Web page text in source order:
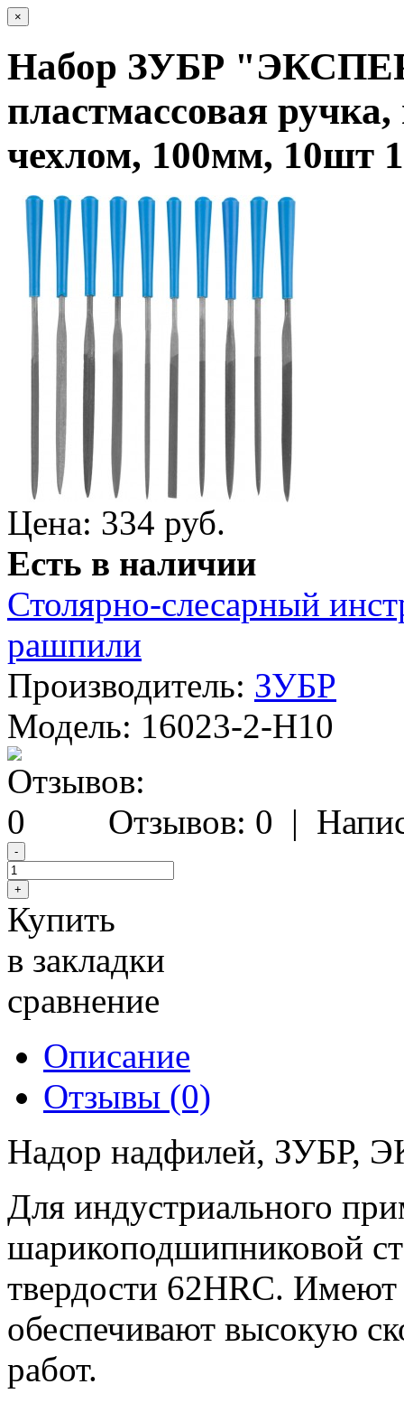
×
Набор ЗУБР
пластмассовая
чехлом, 100мм, 10шт
Цена: 334 руб.
Есть в наличии
Столярно-слесарный
рашпили
Производитель: ЗУБР
Модель: 16023-2-H10
Отзывов: 0 |
Купить
в закладки
сравнение
Описание
Отзывы (0)
Надор надфилей, ЗУБР,
Для индустриального
шарикоподшипниковой
твердости 62HRC.
обеспечивают высокую
работ.